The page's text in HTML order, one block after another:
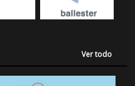
Ver todo